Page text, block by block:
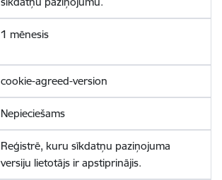
1 mēnesis
cookie-agreed-version
Nepieciešams
Reģistrē, kuru sīkdatņu paziņojuma
versiju lietotājs ir apstiprinājis.